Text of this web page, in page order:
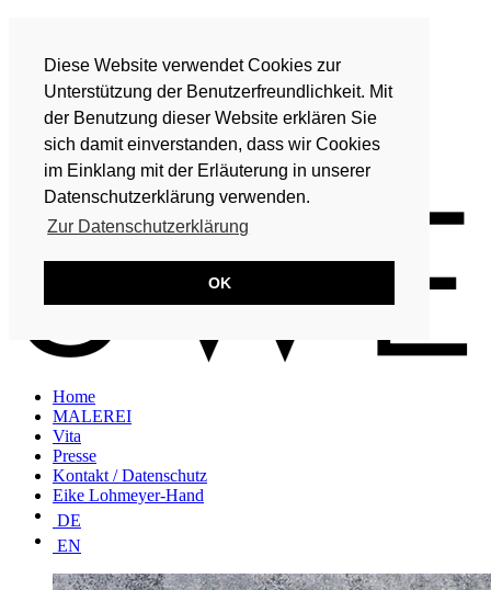
Diese Website verwendet Cookies zur
Unterstützung der Benutzerfreundlichkeit. Mit
der Benutzung dieser Website erklären Sie
sich damit einverstanden, dass wir Cookies
im Einklang mit der Erläuterung in unserer
Datenschutzerklärung verwenden.
Zur Datenschutzerklärung
OK
Vita
Presse
Kontakt / Datenschutz
Eike Lohmeyer-Hand
DE
EN
Home
MALEREI
Vita
Presse
Kontakt / Datenschutz
Eike Lohmeyer-Hand
DE
EN